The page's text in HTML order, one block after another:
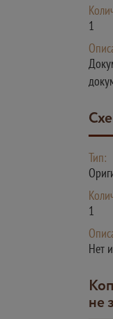
1
Тип:
1
Нет
Копии правоустанавливающих документов на земельный участок и объект капитального строительства, права на которые
не